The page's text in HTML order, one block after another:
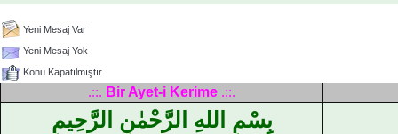
Yeni Mesaj Var
Yeni Mesaj Yok
Konu Kapatılmıştır
.::. Bir Ayet-i Kerime .::.
بِسْمِ اللهِ الرَّحْمٰنِ الرَّحِيمِ